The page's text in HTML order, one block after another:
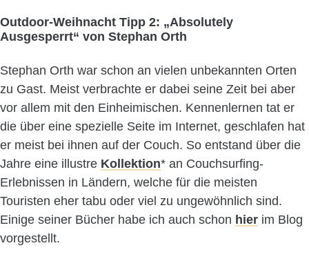
Outdoor-Weihnacht Tipp 2: „Absolutely
Ausgesperrt“ von Stephan Orth
Stephan Orth war schon an vielen unbekannten Orten
zu Gast. Meist verbrachte er dabei seine Zeit bei aber
vor allem mit den Einheimischen. Kennenlernen tat er
die über eine spezielle Seite im Internet, geschlafen hat
er meist bei ihnen auf der Couch. So entstand über die
Jahre eine illustre Kollektion* an Couchsurfing-
Erlebnissen in Ländern, welche für die meisten
Touristen eher tabu oder viel zu ungewöhnlich sind.
Einige seiner Bücher habe ich auch schon hier im Blog
vorgestellt.